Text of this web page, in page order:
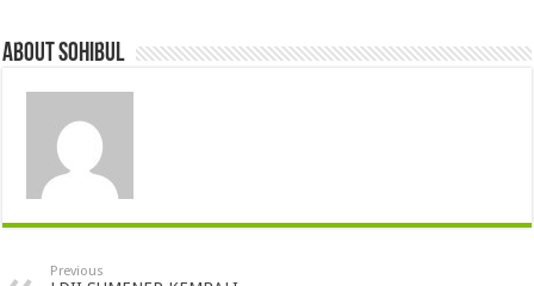
About sohibul
Previous